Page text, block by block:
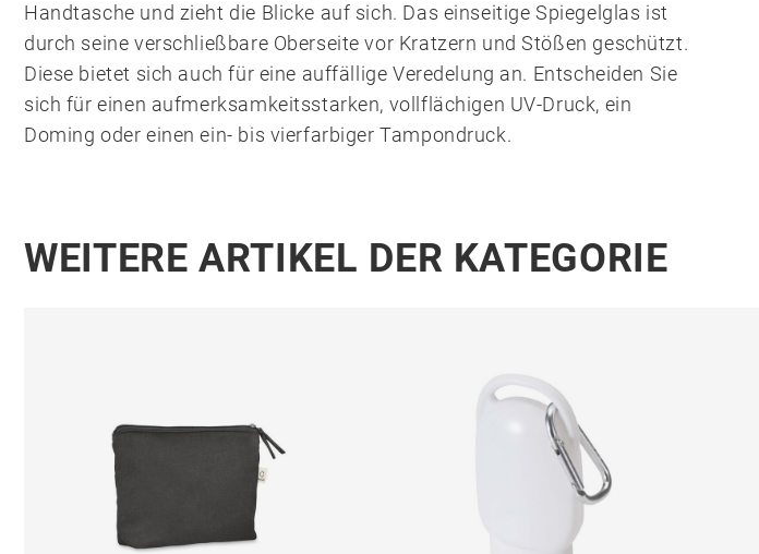
Handtasche und zieht die Blicke auf sich. Das einseitige Spiegelglas ist
durch seine verschließbare Oberseite vor Kratzern und Stößen geschützt.
Diese bietet sich auch für eine auffällige Veredelung an. Entscheiden Sie
sich für einen aufmerksamkeitsstarken, vollflächigen UV-Druck, ein
Doming oder einen ein- bis vierfarbiger Tampondruck.
WEITERE ARTIKEL DER KATEGORIE